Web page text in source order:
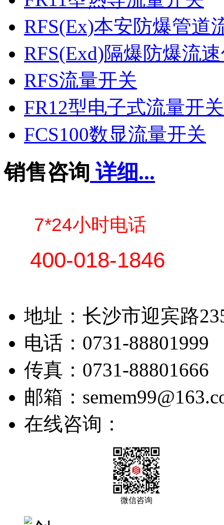
RFS(Ex)本安防爆管道
RFS(Exd)隔爆防爆流
RFS流量开关
FR12型电子式流量开关
FCS100数显流量开关
销售咨询 详细...
7*24小时电话
400-018-1846
地址：长沙市迎宾路
电话：0731-88801999
传真：0731-88801666
邮箱：
在线咨询：
微信咨询